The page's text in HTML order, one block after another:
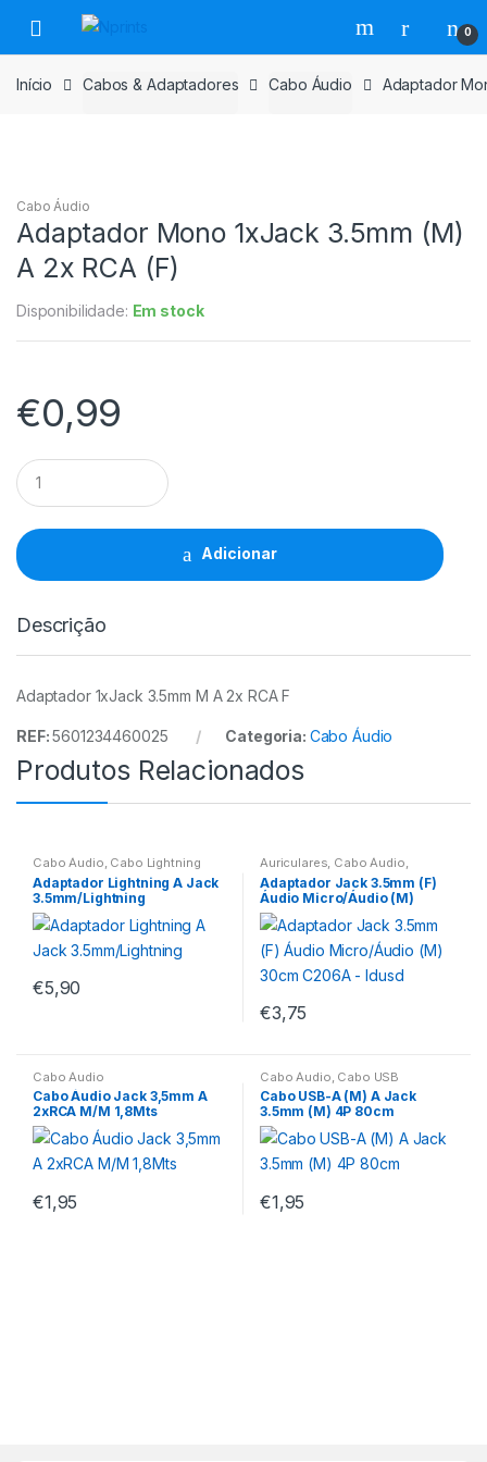
para
navegação
para
o
conteúdo
0
Início Cabos & Adaptadores Cabo Áudio Adaptador
Cabo Áudio
Adaptador Mono 1xJack 3.5mm (M)
A 2x RCA (F)
Disponibilidade: Em stock
€0,99
Adaptador
Mono
1xJack
3.5mm
(M)
A
2x
(F)
Adicionar
Descrição
Adaptador 1xJack 3.5mm M A 2x RCA F
REF:5601234460025 Categoria: Cabo Áudio
Produtos Relacionados
Cabo Áudio, Cabo Lightning
Adaptador Lightning A Jack
3.5mm/Lightning
€5,90
Auriculares, Cabo Áudio,
Headsets Gaming
Adaptador Jack 3.5mm (F)
Áudio Micro/Áudio (M)
30cm C206A – Idusd
€3,75
Cabo Áudio
Cabo Áudio Jack 3,5mm A
2xRCA M/M 1,8Mts
€1,95
Cabo Áudio Cabo USB
Cabo USB-A (M) A Jack
3.5mm (M) 4P 80cm
€1,95